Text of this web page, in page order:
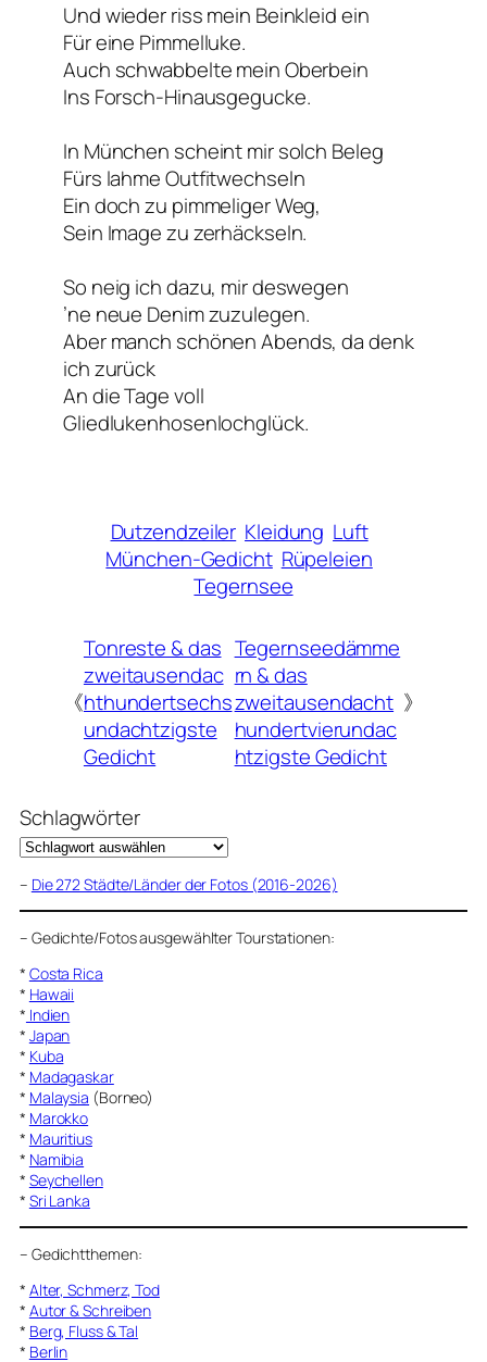
Und wieder riss mein Beinkleid ein
Für eine Pimmelluke.
Auch schwabbelte mein Oberbein
Ins Forsch-Hinausgegucke.
In München scheint mir solch Beleg
Fürs lahme Outfitwechseln
Ein doch zu pimmeliger Weg,
Sein Image zu zerhäckseln.
So neig ich dazu, mir deswegen
’ne neue Denim zuzulegen.
Aber manch schönen Abends, da denk
ich zurück
An die Tage voll
Gliedlukenhosenlochglück.
Dutzendzeiler Kleidung Luft
München-Gedicht Rüpeleien
Tegernsee
《
Tonreste & das
zweitausendac
hthundertsechs
undachtzigste
Gedicht
Tegernseedämme
rn & das
zweitausendacht
hundertvierundac
htzigste Gedicht
》
Schlagwörter
– Die 272 Städte/Länder der Fotos (2016-2026)
– Gedichte/Fotos ausgewählter Tourstationen:
* Costa Rica
* Hawaii
* Indien
* Japan
* Kuba
* Madagaskar
* Malaysia (Borneo)
* Marokko
* Mauritius
* Namibia
* Seychellen
* Sri Lanka
– Gedichtthemen:
* Alter, Schmerz, Tod
* Autor & Schreiben
* Berg, Fluss & Tal
* Berlin